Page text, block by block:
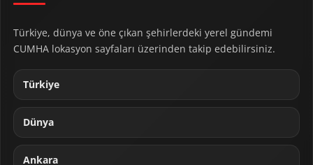
Türkiye, dünya ve öne çıkan şehirlerdeki yerel gündemi
CUMHA lokasyon sayfaları üzerinden takip edebilirsiniz.
Türkiye
Dünya
Ankara